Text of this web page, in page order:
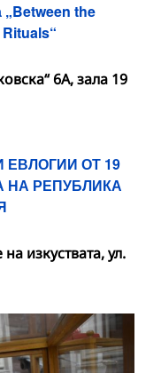
the
6А, зала 19
ЕВЛОГИИ ОТ 19
НА РЕПУБЛИКА
изкуствата, ул.